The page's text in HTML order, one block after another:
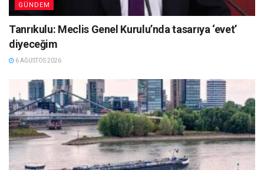
GÜNDEM
Tanrıkulu: Meclis Genel Kurulu’nda tasarıya ‘evet’
diyeceğim
6 AĞUSTOS 2026